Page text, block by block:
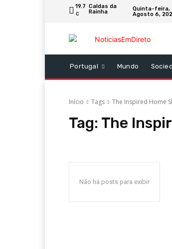
19.7
C
Caldas da
Rainha
Quinta-feira,
Agosto 6,
Portugal Mundo
Início Tags The Inspired Home
Tag: The
Não há posts para exibir